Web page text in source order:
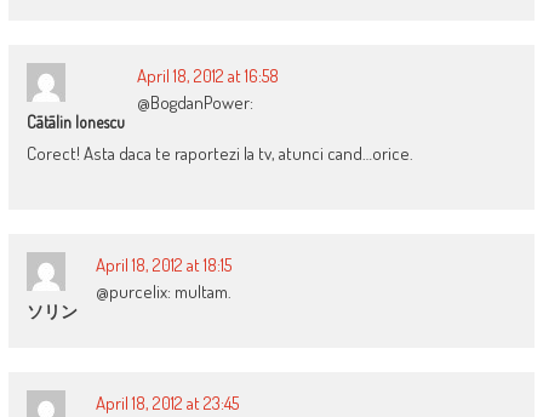
Cãtãlin Ionescu
April 18, 2012 at 16:58
@BogdanPower:
Corect! Asta daca te raportezi la tv, atunci cand…orice.
ソリン
April 18, 2012 at 18:15
@purcelix: multam.
April 18, 2012 at 23:45